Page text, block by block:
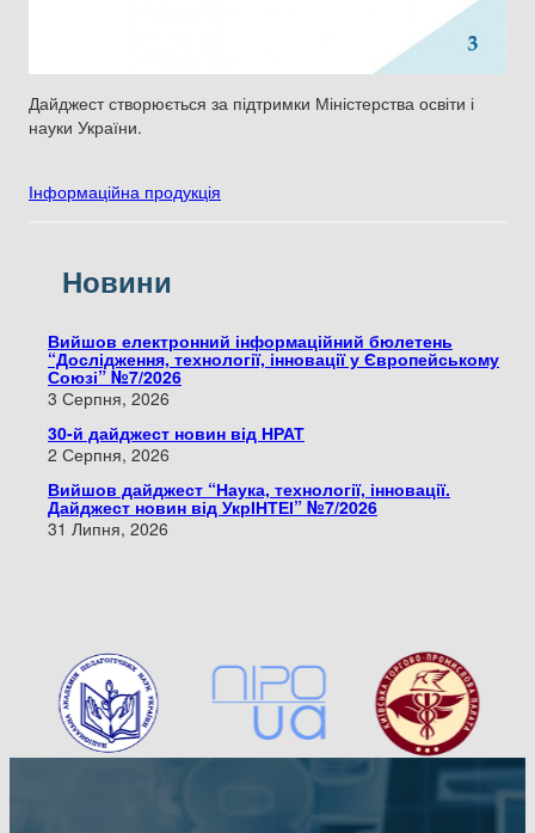
Дайджест створюється за підтримки Міністерства освіти і
науки України.
Інформаційна продукція
Новини
Вийшов електронний інформаційний бюлетень
“Дослідження, технології, інновації у Європейському
Союзі” №7/2026
3 Серпня, 2026
30-й дайджест новин від НРАТ
2 Серпня, 2026
Вийшов дайджест “Наука, технології, інновації.
Дайджест новин від УкрІНТЕІ” №7/2026
31 Липня, 2026